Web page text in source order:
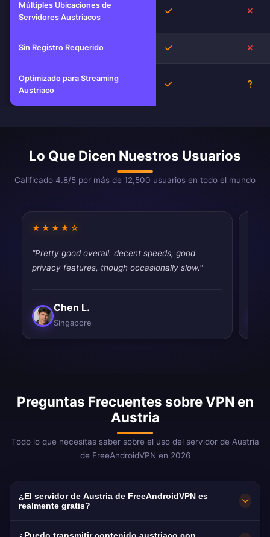
Múltiples Ubicaciones de
Servidores Austriacos
Sí
Sin Registro Requerido Sí
Optimizado para Streaming
Austriaco
Sí
Lo Que Dicen Nuestros Usuarios
Calificado 4.8/5 por más de 12,500 usuarios en todo el mundo
★★★★☆
"Pretty good overall. decent speeds, good
privacy features, though occasionally slow."
Chen L.
Singapore
Preguntas Frecuentes sobre VPN en
Austria
Todo lo que necesitas saber sobre el uso del servidor de Austria
de FreeAndroidVPN en 2026
¿El servidor de Austria de FreeAndroidVPN es
realmente gratis?